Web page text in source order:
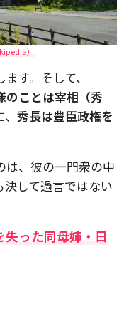
）
ます。そして、
のことは宰相（秀
秀長は豊臣政権を
は、彼の一門衆の中
して過言ではない
った同母姉・日